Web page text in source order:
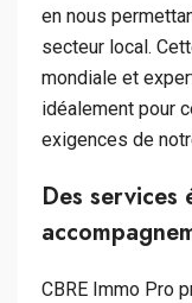
en nous
secteur local.
mondiale et
idéalement pour
exigences de
Des services
CBRE Immo Pro